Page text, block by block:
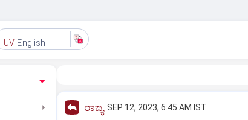
UV English
ರಾಜ್ಯ SEP 12, 2023, 6:45 AM IST